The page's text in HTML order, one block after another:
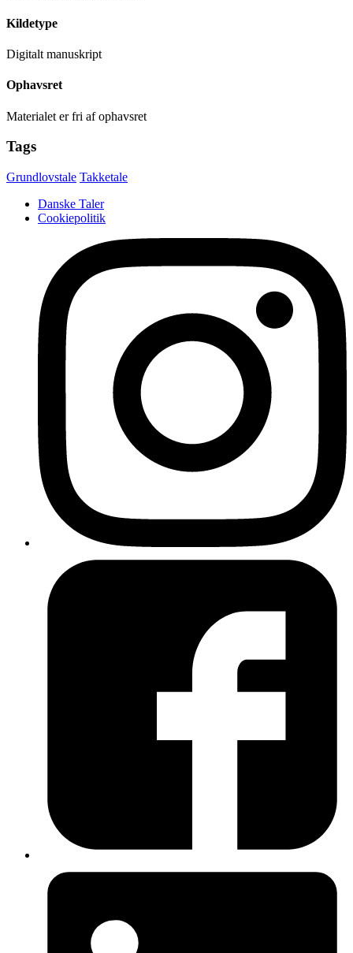
Kildetype
Digitalt manuskript
Ophavsret
Materialet er fri af ophavsret
Tags
Grundlovstale Takketale
Danske Taler
Cookiepolitik